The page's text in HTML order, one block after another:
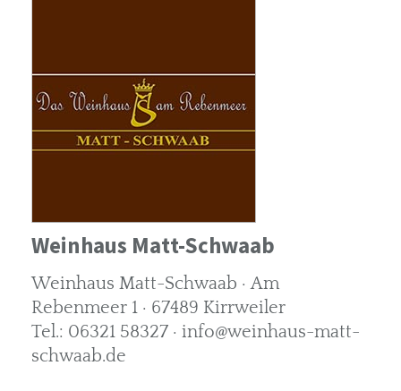
Weinhaus Matt-Schwaab
Weinhaus Matt-Schwaab · Am
Rebenmeer 1 · 67489 Kirrweiler
Tel.: 06321 58327 · info@weinhaus-matt-
schwaab.de